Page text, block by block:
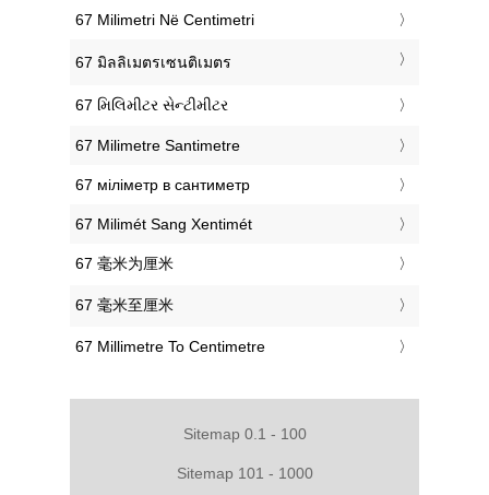
‎67 Milimetri Në Centimetri
‎67 มิลลิเมตรเซนติเมตร
‎67 મિલિમીટર સેન્ટીમીટર
‎67 Milimetre Santimetre
‎67 міліметр в сантиметр
‎67 Milimét Sang Xentimét
‎67 毫米为厘米
‎67 毫米至厘米
‎67 Millimetre To Centimetre
Sitemap 0.1 - 100
Sitemap 101 - 1000